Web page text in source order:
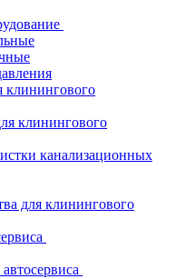
клинингового
клинингового
канализационных
для клинингового